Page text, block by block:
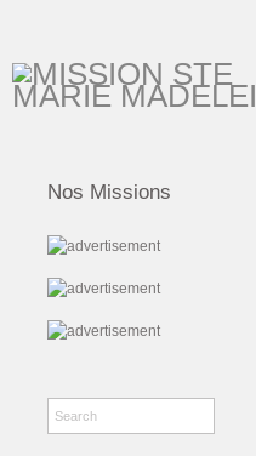
Nos Missions